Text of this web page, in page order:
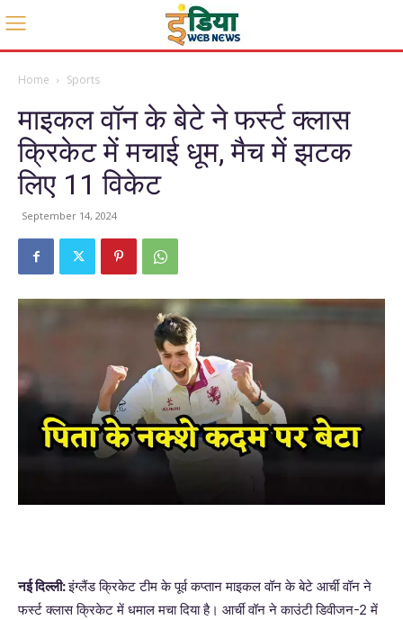
Home Sports
माइकल वॉन के बेटे ने फर्स्ट क्लास
क्रिकेट में मचाई धूम, मैच में झटक
लिए 11 विकेट
September 14, 2024
नई दिल्ली:इंग्लैंड क्रिकेट टीम के पूर्व कप्तान माइकल वॉन के बेटे आर्ची वॉन ने
फर्स्ट क्लास क्रिकेट में धमाल मचा दिया है। आर्ची वॉन ने काउंटी डिवीजन-2 में